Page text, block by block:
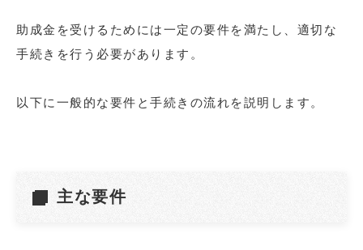
助成金を受けるためには一定の要件を満たし、適切な
手続きを行う必要があります。
以下に一般的な要件と手続きの流れを説明します。
主な要件